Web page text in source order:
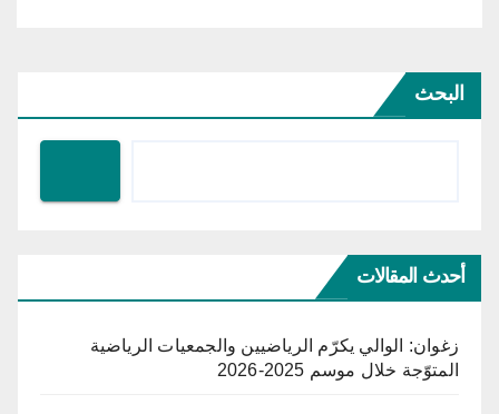
البحث
أحدث المقالات
زغوان: الوالي يكرّم الرياضيين والجمعيات الرياضية
المتوّجة خلال موسم 2025-2026